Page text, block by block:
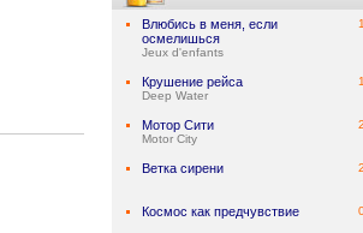
Влюбись в меня, если
осмелишься
Jeux d'enfants
Крушение рейса
Deep Water
Мотор Сити
Motor City
Ветка сирени
Космос как предчувствие